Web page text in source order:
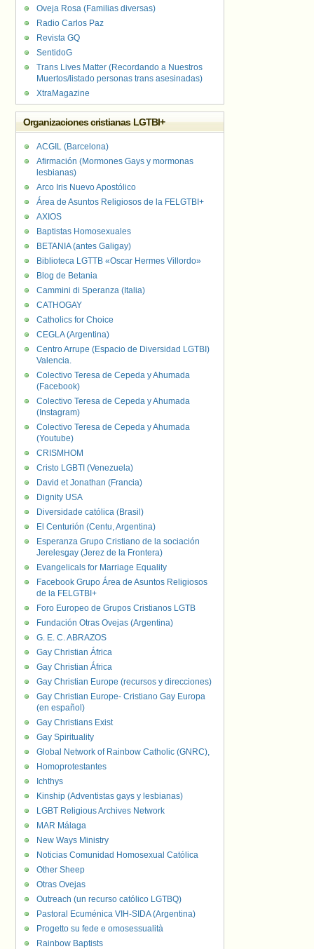
Oveja Rosa (Familias diversas)
Radio Carlos Paz
Revista GQ
SentidoG
Trans Lives Matter (Recordando a Nuestros
Muertos/listado personas trans asesinadas)
XtraMagazine
Organizaciones cristianas LGTBI+
ACGIL (Barcelona)
Afirmación (Mormones Gays y mormonas
lesbianas)
Arco Iris Nuevo Apostólico
Área de Asuntos Religiosos de la FELGTBI+
AXIOS
Baptistas Homosexuales
BETANIA (antes Galigay)
Biblioteca LGTTB «Oscar Hermes Villordo»
Blog de Betania
Cammini di Speranza (Italia)
CATHOGAY
Catholics for Choice
CEGLA (Argentina)
Centro Arrupe (Espacio de Diversidad LGTBI)
Valencia.
Colectivo Teresa de Cepeda y Ahumada
(Facebook)
Colectivo Teresa de Cepeda y Ahumada
(Instagram)
Colectivo Teresa de Cepeda y Ahumada
(Youtube)
CRISMHOM
Cristo LGBTI (Venezuela)
David et Jonathan (Francia)
Dignity USA
Diversidade católica (Brasil)
El Centurión (Centu, Argentina)
Esperanza Grupo Cristiano de la sociación
Jerelesgay (Jerez de la Frontera)
Evangelicals for Marriage Equality
Facebook Grupo Área de Asuntos Religiosos
de la FELGTBI+
Foro Europeo de Grupos Cristianos LGTB
Fundación Otras Ovejas (Argentina)
G. E. C. ABRAZOS
Gay Christian África
Gay Christian África
Gay Christian Europe (recursos y direcciones)
Gay Christian Europe- Cristiano Gay Europa
(en español)
Gay Christians Exist
Gay Spirituality
Global Network of Rainbow Catholic (GNRC),
Homoprotestantes
Ichthys
Kinship (Adventistas gays y lesbianas)
LGBT Religious Archives Network
MAR Málaga
New Ways Ministry
Noticias Comunidad Homosexual Católica
Other Sheep
Otras Ovejas
Outreach (un recurso católico LGTBQ)
Pastoral Ecuménica VIH-SIDA (Argentina)
Progetto su fede e omosessualità
Rainbow Baptists